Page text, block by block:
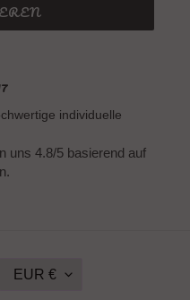
individuelle
uns 4.8/5 basierend auf
WEUR €